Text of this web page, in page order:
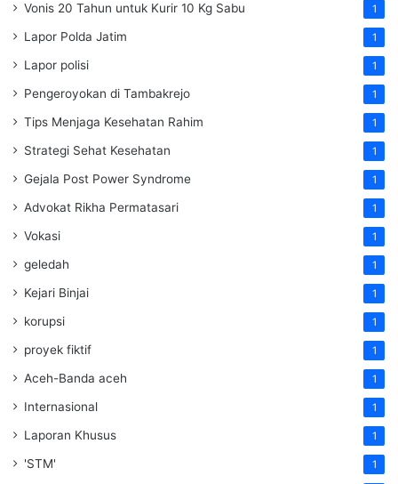
Vonis 20 Tahun untuk Kurir 10 Kg Sabu 1
Lapor Polda Jatim 1
Lapor polisi 1
Pengeroyokan di Tambakrejo 1
Tips Menjaga Kesehatan Rahim 1
Strategi Sehat Kesehatan 1
Gejala Post Power Syndrome 1
Advokat Rikha Permatasari 1
Vokasi 1
geledah 1
Kejari Binjai 1
korupsi 1
proyek fiktif 1
Aceh-Banda aceh 1
Internasional 1
Laporan Khusus 1
'STM' 1